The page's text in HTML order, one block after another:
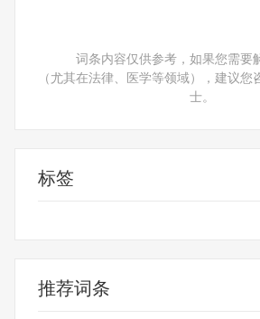
词条内容仅供参考，如果您需要
（尤其在法律、医学等领域），建议您
士。
标签
推荐词条